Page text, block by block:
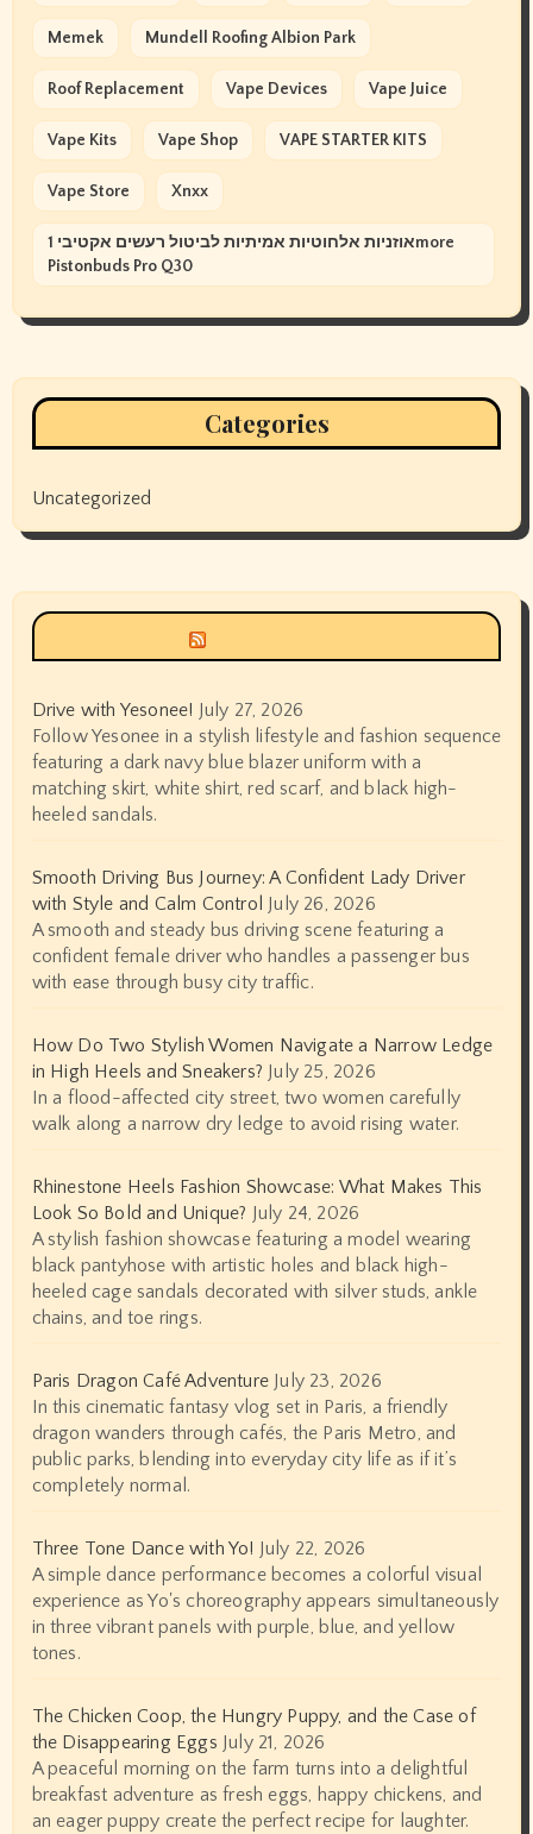
Memek Mundell Roofing Albion Park
Roof Replacement Vape Devices Vape Juice
Vape Kits Vape Shop VAPE STARTER KITS
Vape Store Xnxx
אוזניות אלחוטיות אמיתיות לביטול רעשים אקטיבי 1more
Pistonbuds Pro Q30
Categories
Uncategorized
Drive with Yesonee! July 27, 2026
Follow Yesonee in a stylish lifestyle and fashion sequence
featuring a dark navy blue blazer uniform with a
matching skirt, white shirt, red scarf, and black high-
heeled sandals.
Smooth Driving Bus Journey: A Confident Lady Driver
with Style and Calm Control July 26, 2026
A smooth and steady bus driving scene featuring a
confident female driver who handles a passenger bus
with ease through busy city traffic.
How Do Two Stylish Women Navigate a Narrow Ledge
in High Heels and Sneakers? July 25, 2026
In a flood-affected city street, two women carefully
walk along a narrow dry ledge to avoid rising water.
Rhinestone Heels Fashion Showcase: What Makes This
Look So Bold and Unique? July 24, 2026
A stylish fashion showcase featuring a model wearing
black pantyhose with artistic holes and black high-
heeled cage sandals decorated with silver studs, ankle
chains, and toe rings.
Paris Dragon Café Adventure July 23, 2026
In this cinematic fantasy vlog set in Paris, a friendly
dragon wanders through cafés, the Paris Metro, and
public parks, blending into everyday city life as if it’s
completely normal.
Three Tone Dance with Yo! July 22, 2026
A simple dance performance becomes a colorful visual
experience as Yo's choreography appears simultaneously
in three vibrant panels with purple, blue, and yellow
tones.
The Chicken Coop, the Hungry Puppy, and the Case of
the Disappearing Eggs July 21, 2026
A peaceful morning on the farm turns into a delightful
breakfast adventure as fresh eggs, happy chickens, and
an eager puppy create the perfect recipe for laughter.